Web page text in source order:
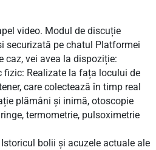
video. Modul de discuție
securizată pe chatul Platformei
caz, vei avea la dispoziție:
fizic: Realizate la fața locului de
care colectează în timp real
plămâni și inimă, otoscopie
termometrie, pulsoximetrie
bolii și acuzele actuale ale